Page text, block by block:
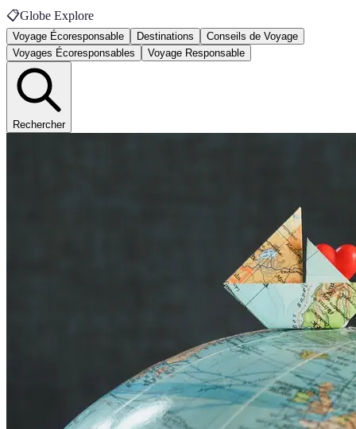
📋Globe Explore
Voyage Écoresponsable Destinations
Conseils de Voyage
Voyages Écoresponsables
Voyage Responsable
Rechercher